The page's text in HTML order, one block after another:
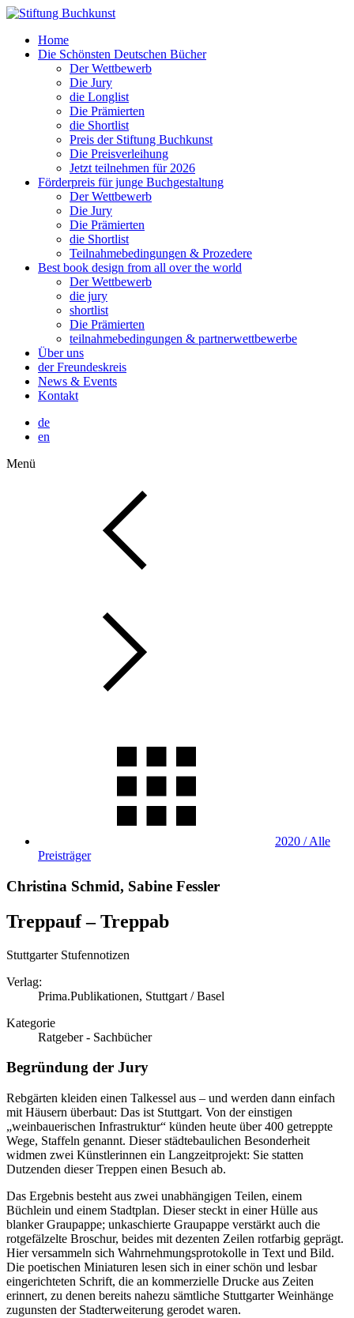
Home
Die Schönsten Deutschen Bücher
Der Wettbewerb
Die Jury
die Longlist
Die Prämierten
die Shortlist
Preis der Stiftung Buchkunst
Die Preisverleihung
Jetzt teilnehmen für 2026
Förderpreis für junge Buchgestaltung
Der Wettbewerb
Die Jury
Die Prämierten
die Shortlist
Teilnahmebedingungen & Prozedere
Best book design from all over the world
Der Wettbewerb
die jury
shortlist
Die Prämierten
teilnahmebedingungen & partnerwettbewerbe
Über uns
der Freundeskreis
News & Events
Kontakt
de
en
Menü
2020 / Alle
Preisträger
Christina Schmid, Sabine Fessler
Treppauf – Treppab
Stuttgarter Stufennotizen
Verlag:
Prima.Publikationen, Stuttgart / Basel
Kategorie
Ratgeber - Sachbücher
Begründung der Jury
Rebgärten kleiden einen Talkessel aus – und werden dann einfach
mit Häusern überbaut: Das ist Stuttgart. Von der einstigen
„weinbauerischen Infrastruktur“ künden heute über 400 getreppte
Wege, Staffeln genannt. Dieser städtebaulichen Besonderheit
widmen zwei Künstlerinnen ein Langzeitprojekt: Sie statten
Dutzenden dieser Treppen einen Besuch ab.
Das Ergebnis besteht aus zwei unabhängigen Teilen, einem
Büchlein und einem Stadtplan. Dieser steckt in einer Hülle aus
blanker Graupappe; unkaschierte Graupappe verstärkt auch die
rotgefälzelte Broschur, beides mit dezenten Zeilen rotfarbig geprägt.
Hier versammeln sich Wahrnehmungsprotokolle in Text und Bild.
Die poetischen Miniaturen lesen sich in einer schön und lesbar
eingerichteten Schrift, die an kommerzielle Drucke aus Zeiten
erinnert, zu denen bereits nahezu sämtliche Stuttgarter Weinhänge
zugunsten der Stadterweiterung gerodet waren.